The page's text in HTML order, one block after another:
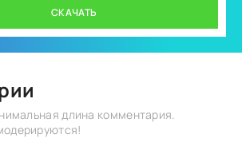
СКАЧАТЬ
длина комментария.